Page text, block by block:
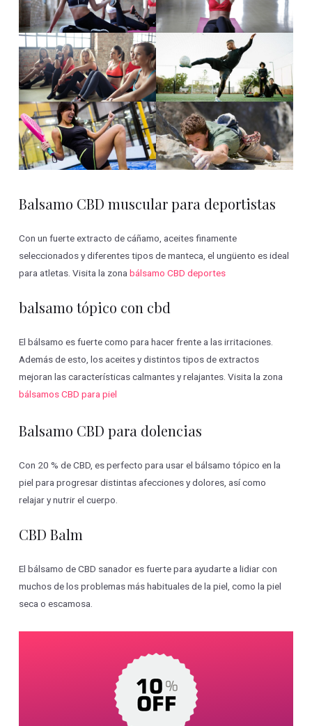
Balsamo CBD muscular para deportistas
Con un fuerte extracto de cáñamo, aceites finamente
seleccionados y diferentes tipos de manteca, el ungüento es ideal
para atletas. Visita la zonabálsamo CBD deportes
balsamo tópico con cbd
El bálsamo es fuerte como para hacer frente a las irritaciones.
Además de esto, los aceites y distintos tipos de extractos
mejoran las características calmantes y relajantes. Visita la zona
bálsamos CBD para piel
Balsamo CBD para dolencias
Con 20 % de CBD, es perfecto para usar el bálsamo tópico en la
piel para progresar distintas afecciones y dolores, así como
relajar y nutrir el cuerpo.
CBD Balm
El bálsamo de CBD sanador es fuerte para ayudarte a lidiar con
muchos de los problemas más habituales de la piel, como la piel
seca o escamosa.